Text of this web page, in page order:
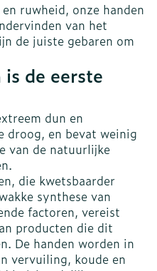
ruwheid, onze handen
van het
de juiste gebaren om
de eerste
dun en
droog, en bevat weinig
van de natuurlijke
die kwetsbaarder
synthese van
factoren, vereist
producten die dit
De handen worden in
vervuiling, koude en